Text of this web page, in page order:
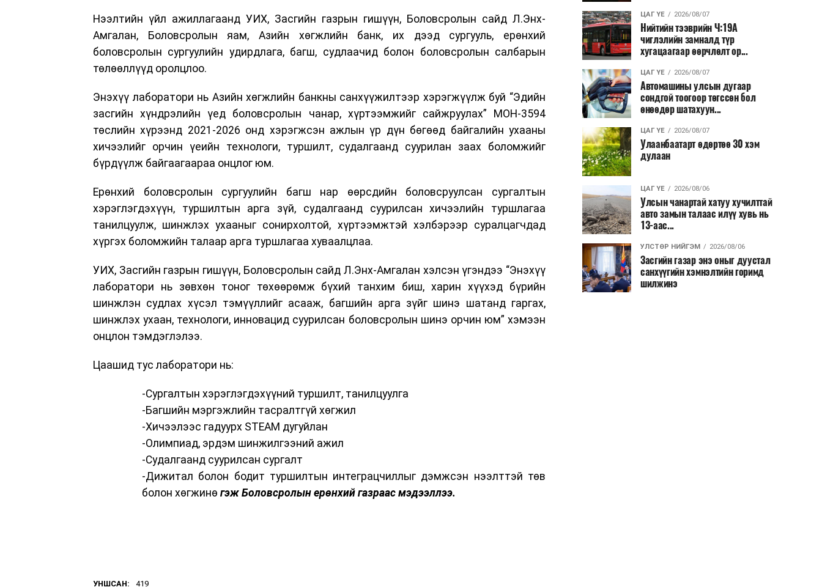
Нээлтийн үйл ажиллагаанд УИХ, Засгийн газрын гишүүн, Боловсролын сайд Л.Энх-
Амгалан, Боловсролын яам, Азийн хөгжлийн банк, их дээд сургууль, ерөнхий
боловсролын сургуулийн удирдлага, багш, судлаачид болон боловсролын салбарын
төлөөллүүд оролцлоо.
Энэхүү лаборатори нь Азийн хөгжлийн банкны санхүүжилтээр хэрэгжүүлж буй “Эдийн
засгийн хүндрэлийн үед боловсролын чанар, хүртээмжийг сайжруулах” МОН-3594
төслийн хүрээнд 2021-2026 онд хэрэгжсэн ажлын үр дүн бөгөөд байгалийн ухааны
хичээлийг орчин үеийн технологи, туршилт, судалгаанд суурилан заах боломжийг
бүрдүүлж байгаагаараа онцлог юм.
Ерөнхий боловсролын сургуулийн багш нар өөрсдийн боловсруулсан сургалтын
хэрэглэгдэхүүн, туршилтын арга зүй, судалгаанд суурилсан хичээлийн туршлагаа
танилцуулж, шинжлэх ухааныг сонирхолтой, хүртээмжтэй хэлбэрээр суралцагчдад
хүргэх боломжийн талаар арга туршлагаа хуваалцлаа.
УИХ, Засгийн газрын гишүүн, Боловсролын сайд Л.Энх-Амгалан хэлсэн үгэндээ “Энэхүү
лаборатори нь зөвхөн тоног төхөөрөмж бүхий танхим биш, харин хүүхэд бүрийн
шинжлэн судлах хүсэл тэмүүллийг асааж, багшийн арга зүйг шинэ шатанд гаргах,
шинжлэх ухаан, технологи, инновацид суурилсан боловсролын шинэ орчин юм” хэмээн
онцлон тэмдэглэлээ.
Цаашид тус лаборатори нь:
-Сургалтын хэрэглэгдэхүүний туршилт, танилцуулга
-Багшийн мэргэжлийн тасралтгүй хөгжил
-Хичээлээс гадуурх STEAM дугуйлан
-Олимпиад, эрдэм шинжилгээний ажил
-Судалгаанд суурилсан сургалт
-Дижитал болон бодит туршилтын интеграцчиллыг дэмжсэн нээлттэй төв
болон хөгжинө гэж Боловсролын ерөнхий газраас мэдээллээ.
УНШСАН: 419
ЦАГ ҮЕ 2026/08/07
Нийтийн тээврийн Ч:19А
чиглэлийн замналд түр
хугацаагаар өөрчлөлт ор...
ЦАГ ҮЕ 2026/08/07
Автомашины улсын дугаар
сондгой тоогоор төгссөн бол
өнөөдөр шатахуун...
ЦАГ ҮЕ 2026/08/07
Улаанбаатарт өдөртөө 30 хэм
дулаан
ЦАГ ҮЕ 2026/08/06
Улсын чанартай хатуу хучилттай
авто замын талаас илүү хувь нь
13-аас...
УЛСТӨР НИЙГЭМ 2026/08/06
Засгийн газар энэ оныг дуустал
санхүүгийн хэмнэлтийн горимд
шилжинэ